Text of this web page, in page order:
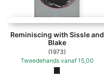
Reminiscing with Sissle and
Blake
(1973)
Tweedehands vanaf 15,00